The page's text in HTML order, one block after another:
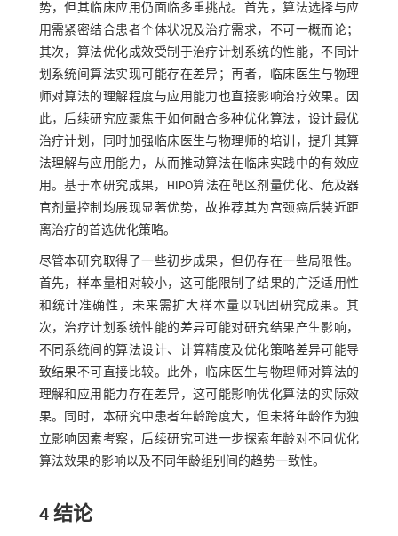
势，但其临床应用仍面临多重挑战。首先，算法选择与应
用需紧密结合患者个体状况及治疗需求，不可一概而论；
其次，算法优化成效受制于治疗计划系统的性能，不同计
划系统间算法实现可能存在差异；再者，临床医生与物理
师对算法的理解程度与应用能力也直接影响治疗效果。因
此，后续研究应聚焦于如何融合多种优化算法，设计最优
治疗计划，同时加强临床医生与物理师的培训，提升其算
法理解与应用能力，从而推动算法在临床实践中的有效应
用。基于本研究成果，HIPO算法在靶区剂量优化、危及器
官剂量控制均展现显著优势，故推荐其为宫颈癌后装近距
离治疗的首选优化策略。
尽管本研究取得了一些初步成果，但仍存在一些局限性。
首先，样本量相对较小，这可能限制了结果的广泛适用性
和统计准确性，未来需扩大样本量以巩固研究成果。其
次，治疗计划系统性能的差异可能对研究结果产生影响，
不同系统间的算法设计、计算精度及优化策略差异可能导
致结果不可直接比较。此外，临床医生与物理师对算法的
理解和应用能力存在差异，这可能影响优化算法的实际效
果。同时，本研究中患者年龄跨度大，但未将年龄作为独
立影响因素考察，后续研究可进一步探索年龄对不同优化
算法效果的影响以及不同年龄组别间的趋势一致性。
4 结论